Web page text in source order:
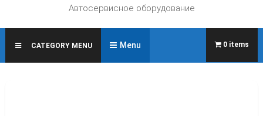
Автосервисное оборудование
CATEGORY MENU Menu 0 items